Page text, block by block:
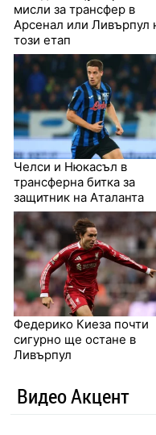
мисли за трансфер в
Арсенал или Ливърпул
този етап
Челси и Нюкасъл в
трансферна битка за
защитник на Аталанта
Федерико Киеза почти
сигурно ще остане в
Ливърпул
Видео Акцент